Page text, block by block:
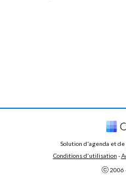
Solution d'agenda et
Conditions d'utilisation -
ⓒ 2006